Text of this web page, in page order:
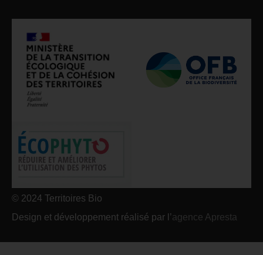
© 2024 Territoires Bio
Design et développement réalisé par l’agence Apresta